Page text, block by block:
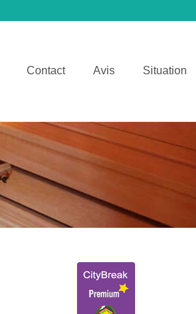
Contact Avis Situation